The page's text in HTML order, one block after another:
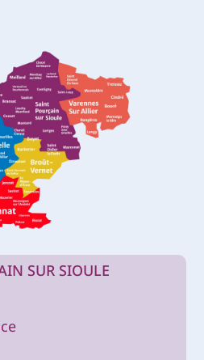
SUR SIOULE